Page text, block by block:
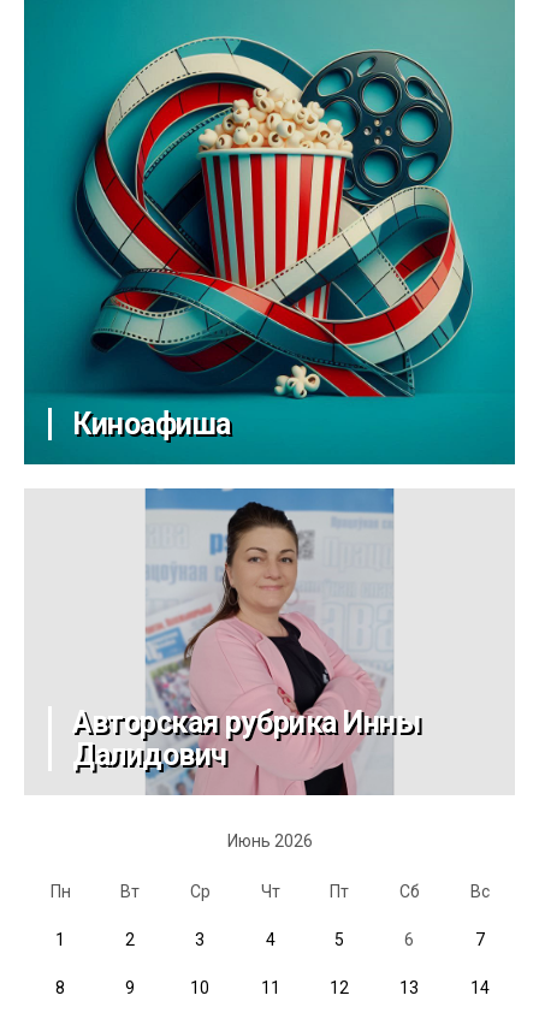
Киноафиша
Авторская рубрика Инны
Далидович
Июнь 2026
Пн Вт Ср Чт Пт Сб Вс
1 2 3 4 5 6 7
8 9 10 11 12 13 14